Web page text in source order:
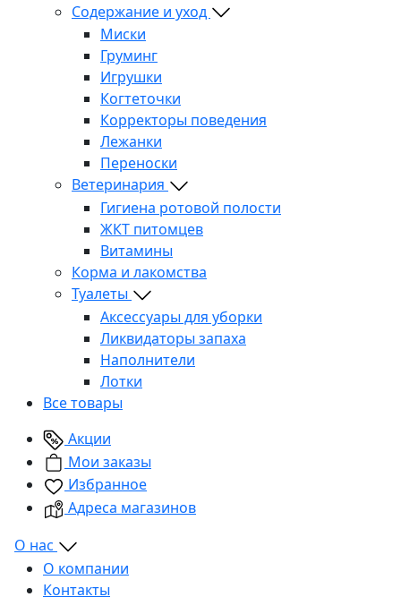
Содержание и уход
Миски
Груминг
Игрушки
Когтеточки
Корректоры поведения
Лежанки
Переноски
Ветеринария
Гигиена ротовой полости
ЖКТ питомцев
Витамины
Корма и лакомства
Туалеты
Аксессуары для уборки
Ликвидаторы запаха
Наполнители
Лотки
Все товары
Акции
Мои заказы
Избранное
Адреса магазинов
О нас
О компании
Контакты